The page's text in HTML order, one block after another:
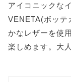
アイコニックな
VENETA(ボッテ
かなレザーを使
楽しめます。大